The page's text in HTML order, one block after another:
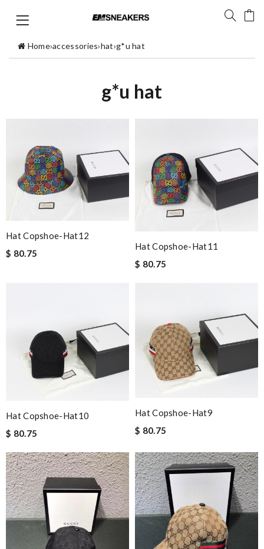
Home›accessories›hat›g*u hat
g*u hat
Hat Copshoe-Hat12
$ 80.75
Hat Copshoe-Hat11
$ 80.75
Hat Copshoe-Hat10
$ 80.75
Hat Copshoe-Hat9
$ 80.75